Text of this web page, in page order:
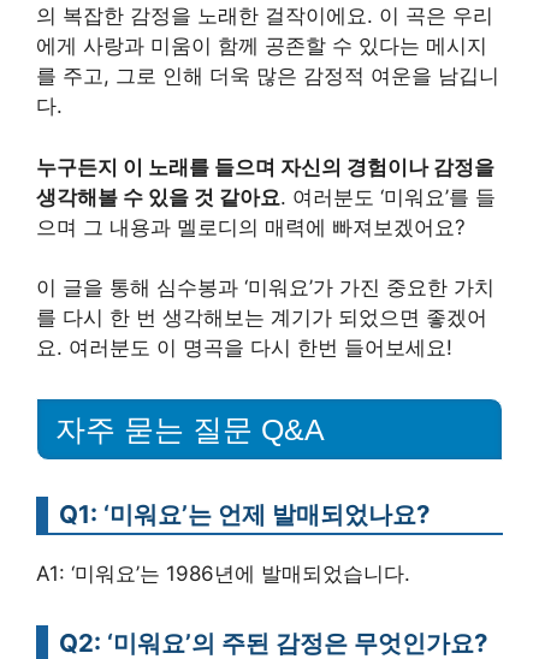
의 복잡한 감정을 노래한 걸작이에요. 이 곡은 우리
에게 사랑과 미움이 함께 공존할 수 있다는 메시지
를 주고, 그로 인해 더욱 많은 감정적 여운을 남깁니
다.
누구든지 이 노래를 들으며 자신의 경험이나 감정을
생각해볼 수 있을 것 같아요. 여러분도 ‘미워요’를 들
으며 그 내용과 멜로디의 매력에 빠져보겠어요?
이 글을 통해 심수봉과 ‘미워요’가 가진 중요한 가치
를 다시 한 번 생각해보는 계기가 되었으면 좋겠어
요. 여러분도 이 명곡을 다시 한번 들어보세요!
자주 묻는 질문 Q&A
Q1: ‘미워요’는 언제 발매되었나요?
A1: ‘미워요’는 1986년에 발매되었습니다.
Q2: ‘미워요’의 주된 감정은 무엇인가요?